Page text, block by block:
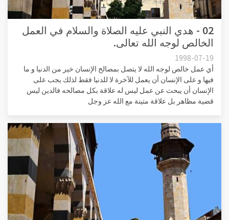
02 - هدي النبي عليه الصلاة والسلام في العمل
الخالص لوجه الله تعالى.
1998-07-19
أي عمل خالص لوجه الله لا يتصل بمصالح الإنسان خير من الدنيا و ما
فيها و على الإنسان أن يعمل للآخرة لا للدنيا فقط لذلك يجب على
الإنسان أن يبحث عن عمل ليس له علاقة بكل مصالحه فالدين ليس
قضية مظاهر بل علاقة متينة مع الله عز وجل